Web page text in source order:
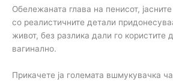
Обележаната глава на пенисот,
со реалистичните детали
живот, без разлика дали го користите
вагинално.
Прикачете ја големата вшмукувачка